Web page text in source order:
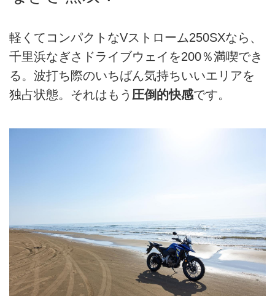
軽くてコンパクトなVストローム250SXなら、
千里浜なぎさドライブウェイを200％満喫でき
る。波打ち際のいちばん気持ちいいエリアを
独占状態。それはもう 圧倒的快感です。